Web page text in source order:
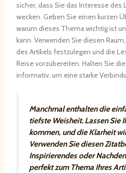
sicher, dass Sie das Interesse des
wecken. Geben Sie einen kurzen
warum dieses Thema wichtig ist
kann. Verwenden Sie diesen
des Artikels festzulegen und die
Reise vorzubereiten. Halten Sie
informativ, um eine starke
Manchmal enthalten die
tiefste Weisheit. Lassen Sie
kommen, und die Klarheit
Verwenden Sie diesen
Inspirierendes oder
perfekt zum Thema Ihres